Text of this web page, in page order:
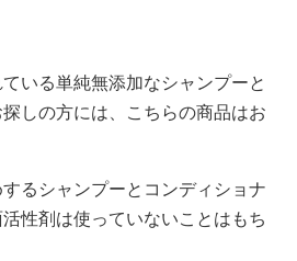
いる単純無添加なシャンプーと
しの方には、こちらの商品はお
るシャンプーとコンディショナ
性剤は使っていないことはもち